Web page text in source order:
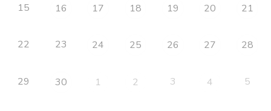
15 16 17 18 19 20 21
22 23 24 25 26 27 28
29 30 1 2 3 4 5
Tous les évènements